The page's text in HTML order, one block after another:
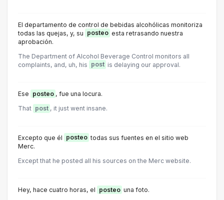
El departamento de control de bebidas alcohólicas monitoriza
todas las quejas, y, su posteo esta retrasando nuestra
aprobación.
The Department of Alcohol Beverage Control monitors all
complaints, and, uh, his post is delaying our approval.
Ese posteo , fue una locura.
That post , it just went insane.
Excepto que él posteo todas sus fuentes en el sitio web
Merc.
Except that he posted all his sources on the Merc website.
Hey, hace cuatro horas, el posteo una foto.